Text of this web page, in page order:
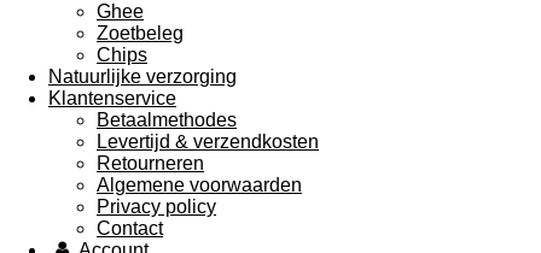
Ghee
Zoetbeleg
Chips
Natuurlijke verzorging
Klantenservice
Betaalmethodes
Levertijd & verzendkosten
Retourneren
Algemene voorwaarden
Privacy policy
Contact